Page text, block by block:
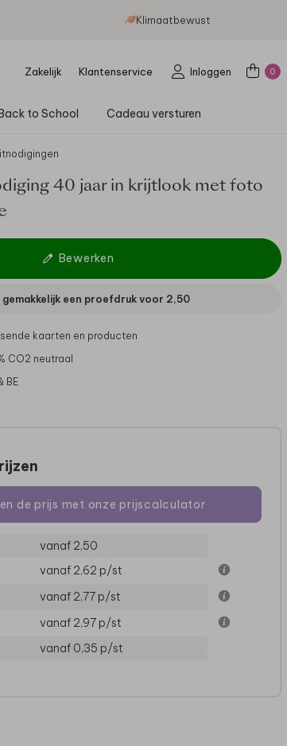
Klimaatbewust
Zakelijk Klantenservice Inloggen 0
to School Cadeau versturen
40 jaar in krijtlook met foto
Bewerken
gemakkelijk een proefdruk voor 2,50
kaarten en producten
CO2 neutraal
BE
de prijs met onze prijscalculator
vanaf 2,50
vanaf 2,62 p/st
vanaf 2,77 p/st
vanaf 2,97 p/st
vanaf 0,35 p/st